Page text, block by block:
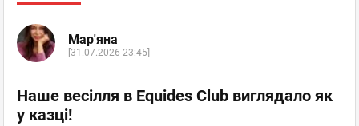
Мар'яна
[31.07.2026 23:45]
Наше весілля в Equides Club виглядало як
у казці!